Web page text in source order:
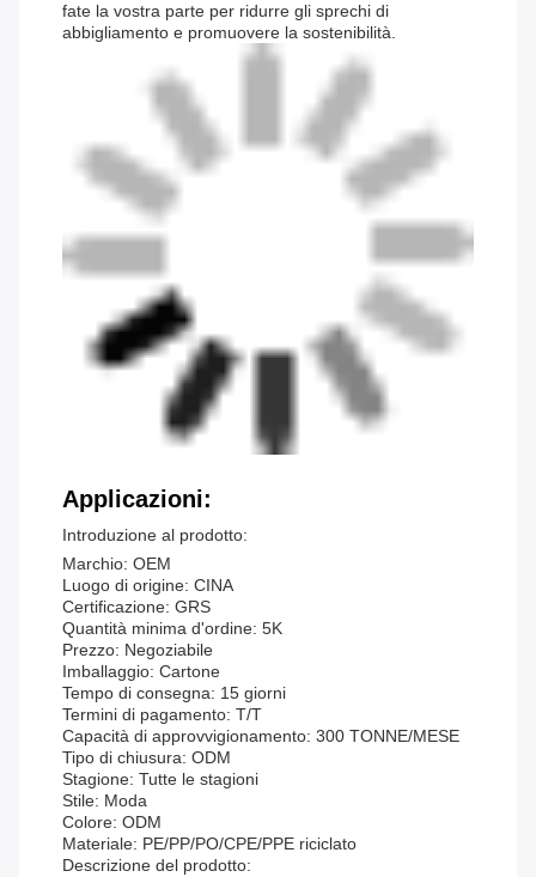
fate la vostra parte per ridurre gli sprechi di
abbigliamento e promuovere la sostenibilità.
Applicazioni:
Introduzione al prodotto:
Marchio: OEM
Luogo di origine: CINA
Certificazione: GRS
Quantità minima d'ordine: 5K
Prezzo: Negoziabile
Imballaggio: Cartone
Tempo di consegna: 15 giorni
Termini di pagamento: T/T
Capacità di approvvigionamento: 300 TONNE/MESE
Tipo di chiusura: ODM
Stagione: Tutte le stagioni
Stile: Moda
Colore: ODM
Materiale: PE/PP/PO/CPE/PPE riciclato
Descrizione del prodotto: